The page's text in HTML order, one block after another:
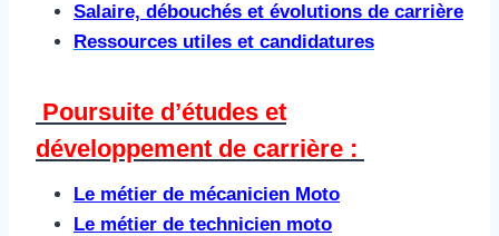
Salaire, débouchés et évolutions de carrière
Ressources utiles et candidatures
Poursuite d’études et
développement de carrière : ​
Le métier de mécanicien Moto
Le métier de technicien moto